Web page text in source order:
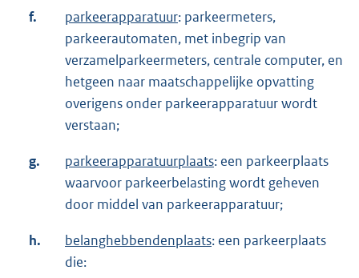
f. parkeerapparatuur: parkeermeters,
parkeerautomaten, met inbegrip van
verzamelparkeermeters, centrale computer, en
hetgeen naar maatschappelijke opvatting
overigens onder parkeerapparatuur wordt
verstaan;
g. parkeerapparatuurplaats: een parkeerplaats
waarvoor parkeerbelasting wordt geheven
door middel van parkeerapparatuur;
h. belanghebbendenplaats: een parkeerplaats
die: